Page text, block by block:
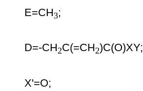
Е=СН3;
D=-CH2C(=CH2)C(O)XY;
X'=О;